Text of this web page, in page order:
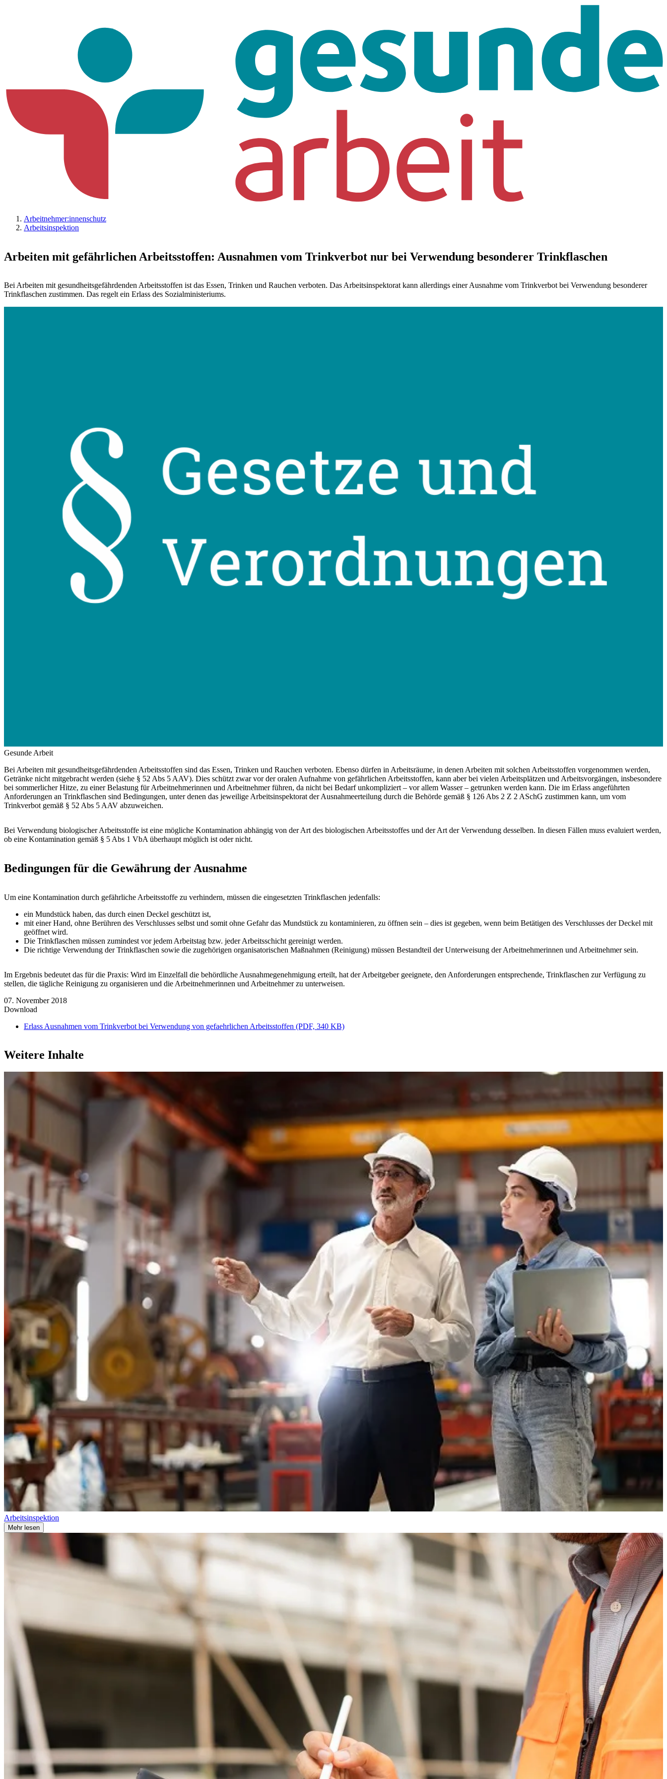
Arbeitnehmer:innenschutz
Arbeitsinspektion
Arbeiten mit gefährlichen Arbeitsstoffen: Ausnahmen vom Trinkverbot nur bei Verwendung besonderer Trinkflaschen
Bei Arbeiten mit gesundheitsgefährdenden Arbeitsstoffen ist das Essen, Trinken und Rauchen verboten. Das Arbeitsinspektorat kann allerdings einer Ausnahme vom Trinkverbot bei Verwendung besonderer
Trinkflaschen zustimmen. Das regelt ein Erlass des Sozialministeriums.
Gesunde Arbeit
Bei Arbeiten mit gesundheitsgefährdenden Arbeitsstoffen sind das Essen, Trinken und Rauchen verboten. Ebenso dürfen in Arbeitsräume, in denen Arbeiten mit solchen Arbeitsstoffen vorgenommen werden,
Getränke nicht mitgebracht werden (siehe § 52 Abs 5 AAV). Dies schützt zwar vor der oralen Aufnahme von gefährlichen Arbeitsstoffen, kann aber bei vielen Arbeitsplätzen und Arbeitsvorgängen, insbesondere
bei sommerlicher Hitze, zu einer Belastung für Arbeitnehmerinnen und Arbeitnehmer führen, da nicht bei Bedarf unkompliziert – vor allem Wasser – getrunken werden kann. Die im Erlass angeführten
Anforderungen an Trinkflaschen sind Bedingungen, unter denen das jeweilige Arbeitsinspektorat der Ausnahmeerteilung durch die Behörde gemäß § 126 Abs 2 Z 2 ASchG zustimmen kann, um vom
Trinkverbot gemäß § 52 Abs 5 AAV abzuweichen.
Bei Verwendung biologischer Arbeitsstoffe ist eine mögliche Kontamination abhängig von der Art des biologischen Arbeitsstoffes und der Art der Verwendung desselben. In diesen Fällen muss evaluiert werden,
ob eine Kontamination gemäß § 5 Abs 1 VbA überhaupt möglich ist oder nicht.
Bedingungen für die Gewährung der Ausnahme
Um eine Kontamination durch gefährliche Arbeitsstoffe zu verhindern, müssen die eingesetzten Trinkflaschen jedenfalls:
ein Mundstück haben, das durch einen Deckel geschützt ist,
mit einer Hand, ohne Berühren des Verschlusses selbst und somit ohne Gefahr das Mundstück zu kontaminieren, zu öffnen sein – dies ist gegeben, wenn beim Betätigen des Verschlusses der Deckel mit
geöffnet wird.
Die Trinkflaschen müssen zumindest vor jedem Arbeitstag bzw. jeder Arbeitsschicht gereinigt werden.
Die richtige Verwendung der Trinkflaschen sowie die zugehörigen organisatorischen Maßnahmen (Reinigung) müssen Bestandteil der Unterweisung der Arbeitnehmerinnen und Arbeitnehmer sein.
Im Ergebnis bedeutet das für die Praxis: Wird im Einzelfall die behördliche Ausnahmegenehmigung erteilt, hat der Arbeitgeber geeignete, den Anforderungen entsprechende, Trinkflaschen zur Verfügung zu
stellen, die tägliche Reinigung zu organisieren und die Arbeitnehmerinnen und Arbeitnehmer zu unterweisen.
07. November 2018
Download
Erlass Ausnahmen vom Trinkverbot bei Verwendung von gefaehrlichen Arbeitsstoffen (PDF, 340 KB)
Weitere Inhalte
Arbeitsinspektion
Mehr lesen